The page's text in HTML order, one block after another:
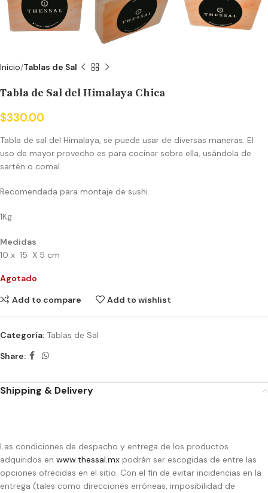
Inicio Tablas de Sal
Tabla de Sal del Himalaya Chica
$330.00
Tabla de sal del Himalaya, se puede usar de diversas maneras. El
uso de mayor provecho es para cocinar sobre ella, usándola de
sartén o comal.
Recomendada para montaje de sushi.
1Kg
Medidas
10 x 15 X 5 cm
Agotado
Add to compare
Add to wishlist
Categoría: Tablas de Sal
Share:
Shipping & Delivery
Las condiciones de despacho y entrega de los productos
adquiridos en www.thessal.mx podrán ser escogidas de entre las
opciones ofrecidas en el sitio. Con el fin de evitar incidencias en la
entrega (tales como direcciones erróneas, imposibilidad de